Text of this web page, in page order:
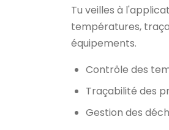
Tu veilles à
températures,
équipements.
Contrôle des
Traçabilité des
Gestion des